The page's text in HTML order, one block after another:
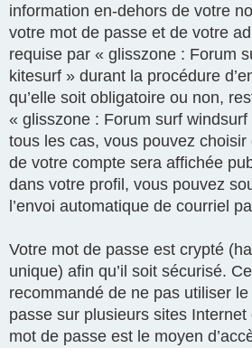
information en-dehors de votre
votre mot de passe et de votre
requise par « glisszone : Forum
kitesurf » durant la procédure
qu’elle soit obligatoire ou non,
« glisszone : Forum surf
tous les cas, vous pouvez
de votre compte sera affichée
dans votre profil, vous pouvez
l’envoi automatique de courriel
Votre mot de passe est crypté
unique) afin qu’il soit sécurisé.
recommandé de ne pas utiliser
passe sur plusieurs sites Internet
mot de passe est le moyen